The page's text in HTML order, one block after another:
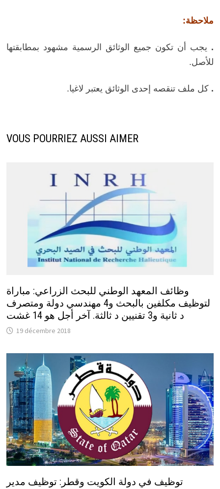
ملاحظة:
. يجب أن تكون جميع الوثائق الرسمية مشهود بمطابقتها
للأصل.
. كل ملف تنقصه إحدى الوثائق يعتبر لاغيا.
VOUS POURRIEZ AUSSI AIMER
وظائف المعهد الوطني للبحث الزراعي: مباراة
لتوظيف مكلفين بالبحث و4 مهندسي دولة ومتصرف
د ثانية و3 تقنيين د ثالثة. آخر أجل هو 14 غشت
19 décembre 2018
توظيف في دولة الكويت وقطر: توظيف مدير